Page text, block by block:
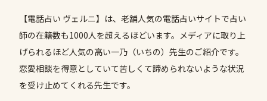
【電話占い ヴェルニ】は、老舗人気の電話占いサイトで占い
師の在籍数も1000人を超えるほどいます。メディアに取り上
げられるほど人気の高い一乃（いちの）先生のご紹介です。
恋愛相談を得意としていて苦しくて諦められないような状況
を受け止めてくれる先生です。